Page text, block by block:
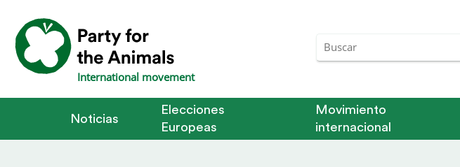
International movement
Noticias
Elecciones
Europeas
Movimiento
internacional